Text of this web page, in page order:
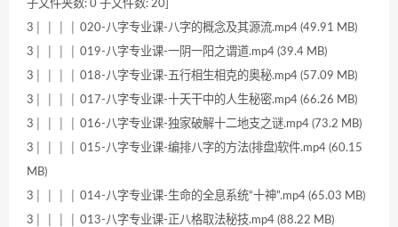
子文件夹数: 0 子文件数: 20]
3│ │ │ │ 020-八字专业课-八字的概念及其源流.mp4 (49.91 MB)
3│ │ │ │ 019-八字专业课-一阴一阳之谓道.mp4 (39.4 MB)
3│ │ │ │ 018-八字专业课-五行相生相克的奥秘.mp4 (57.09 MB)
3│ │ │ │ 017-八字专业课-十天干中的人生秘密.mp4 (66.26 MB)
3│ │ │ │ 016-八字专业课-独家破解十二地支之谜.mp4 (73.2 MB)
3│ │ │ │ 015-八字专业课-编排八字的方法(排盘)软件.mp4 (60.15
MB)
3│ │ │ │ 014-八字专业课-生命的全息系统“十神”.mp4 (65.03 MB)
3│ │ │ │ 013-八字专业课-正八格取法秘技.mp4 (88.22 MB)